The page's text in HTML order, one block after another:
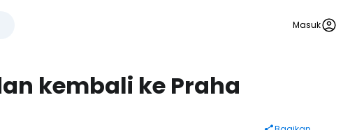
Masuk
kembali ke Praha